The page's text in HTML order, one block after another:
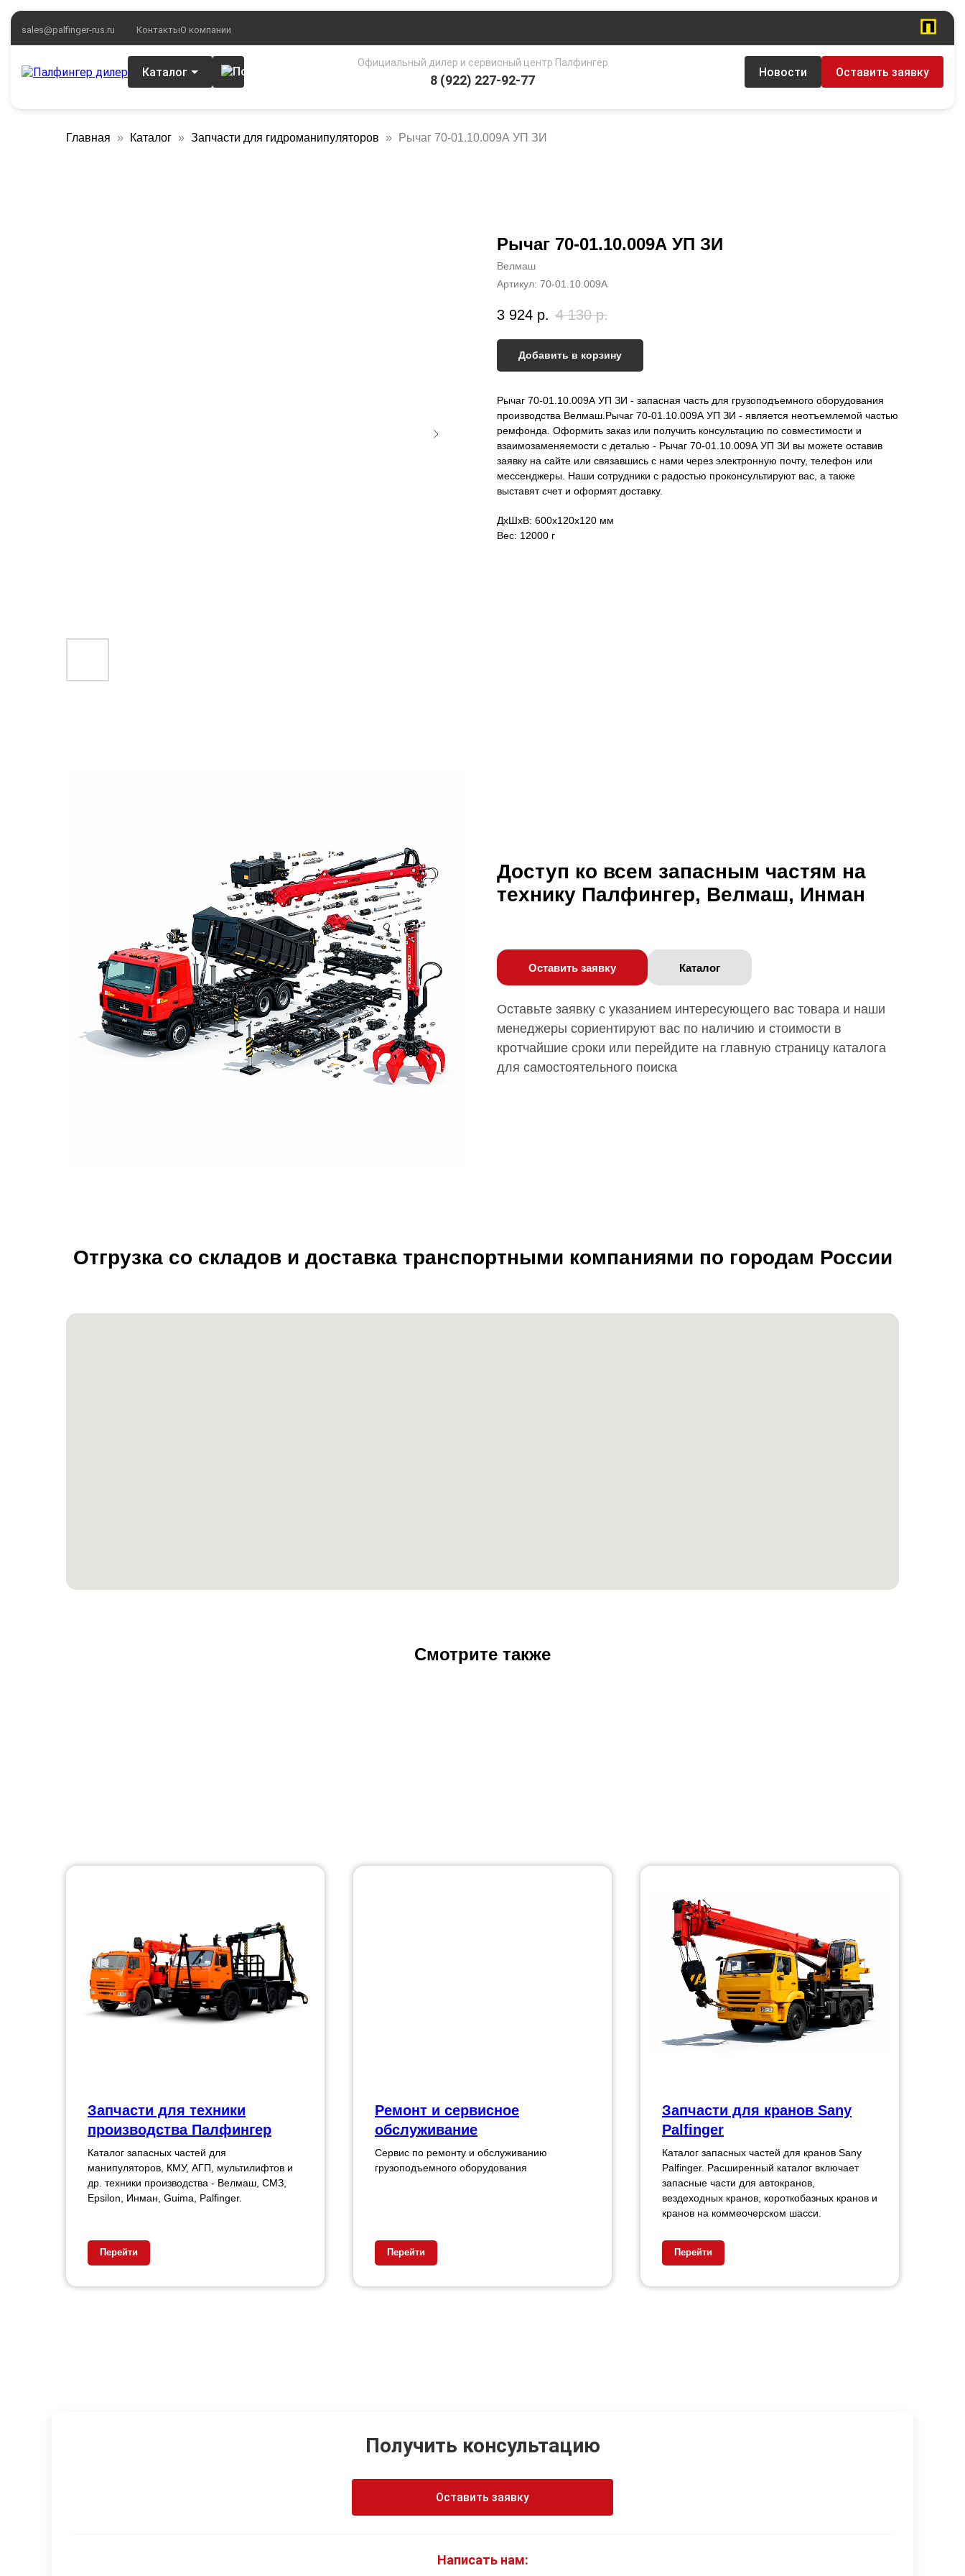
sales@palfinger-rus.ru КонтактыО компании
Каталог
Официальный дилер и сервисный центр Палфингер
8 (922) 227-92-77
Новости Оставить заявку
Главная Каталог Запчасти для гидроманипуляторов Рычаг 70-01.10.009А УП ЗИ
Рычаг 70-01.10.009А УП ЗИ
Велмаш
Артикул: 70-01.10.009А
3 924 р. 4 130 р.
Добавить в корзину
Рычаг 70-01.10.009А УП ЗИ - запасная часть для грузоподъемного оборудования
производства Велмаш.Рычаг 70-01.10.009А УП ЗИ - является неотъемлемой частью
ремфонда. Оформить заказ или получить консультацию по совместимости и
взаимозаменяемости с деталью - Рычаг 70-01.10.009А УП ЗИ вы можете оставив
заявку на сайте или связавшись с нами через электронную почту, телефон или
мессенджеры. Наши сотрудники с радостью проконсультируют вас, а также
выставят счет и оформят доставку.
ДxШxВ: 600x120x120 мм
Вес: 12000 г
Доступ ко всем запасным частям на
технику Палфингер, Велмаш, Инман
Оставить заявку Каталог
Оставьте заявку с указанием интересующего вас товара и наши
менеджеры сориентируют вас по наличию и стоимости в
кротчайшие сроки или перейдите на главную страницу каталога
для самостоятельного поиска
Отгрузка со складов и доставка транспортными компаниями по городам России
Смотрите также
Запчасти для техники
производства Палфингер
Каталог запасных частей для
манипуляторов, КМУ, АГП, мультилифтов и
др. техники производства - Велмаш, СМЗ,
Epsilon, Инман, Guima, Palfinger.
Перейти
Ремонт и сервисное
обслуживание
Сервис по ремонту и обслуживанию
грузоподъемного оборудования
Перейти
Запчасти для кранов Sany
Palfinger
Каталог запасных частей для кранов Sany
Palfinger. Расширенный каталог включает
запасные части для автокранов,
вездеходных кранов, короткобазных кранов и
кранов на коммеочерском шасси.
Перейти
Получить консультацию
Оставить заявку
Написать нам: